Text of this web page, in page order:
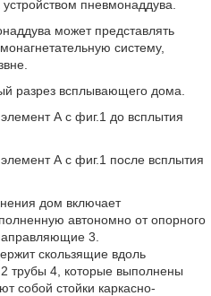
пневмонаддува.
может представлять
систему,
разрез всплывающего дома.
А с фиг.1 до всплытия
А с фиг.1 после всплытия
дом включает
автономно от опорного
3.
скользящие вдоль
трубы 4, которые выполнены
собой стойки каркасно-